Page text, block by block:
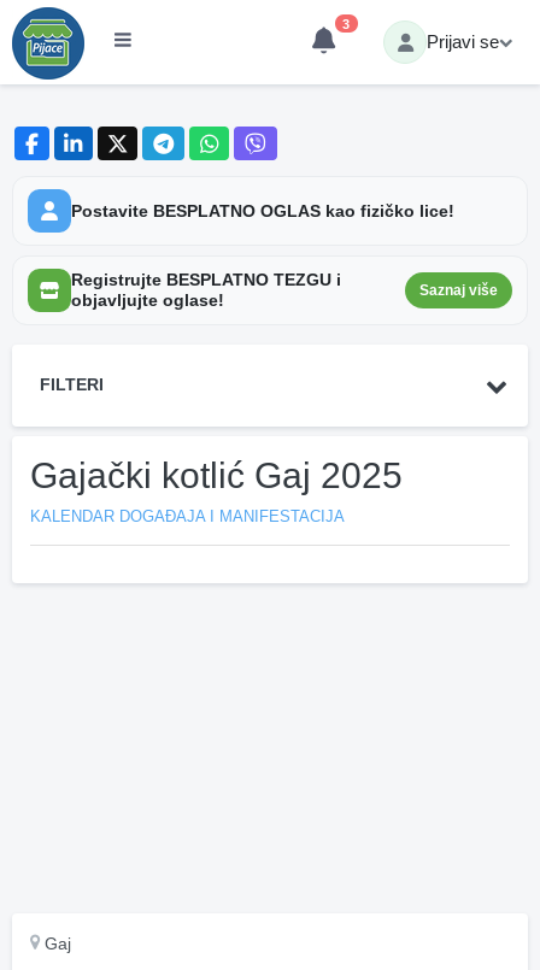
3
Prijavi se
Postavite BESPLATNO OGLAS kao fizičko lice!
Registrujte BESPLATNO TEZGU i
objavljujte oglase!
Saznaj više
FILTERI
Gajački kotlić Gaj 2025
KALENDAR DOGAĐAJA I MANIFESTACIJA
Gaj